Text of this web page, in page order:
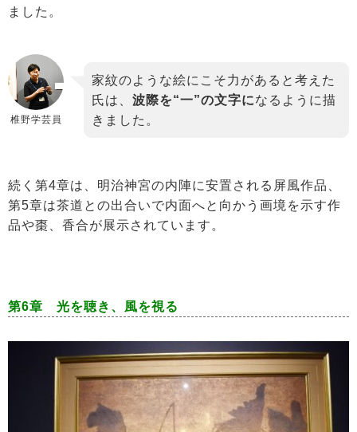
ました。
椎野学芸員
家紋のような絵にこそ力があると考えた
氏は、 波際を“一”の文字になるように描
きました。
続く第4章は、明治神宮の内陣に安置される屏風作品、
第5章は茶道との出合いで内面へと向かう画境を示す作
品や棗、香合が展示されています。
第6章 光を聴き、風を視る